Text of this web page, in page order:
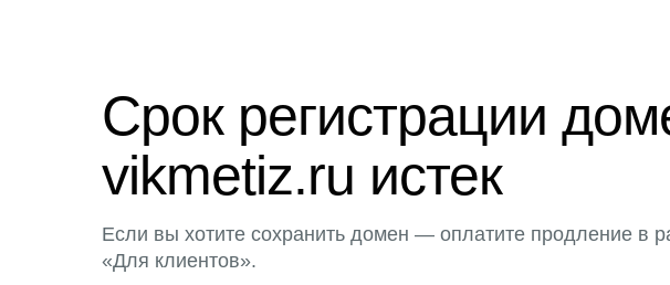
Срок регистрации
vikmetiz.ru истек
Если вы хотите сохранить домен — оплатите продление в
«Для клиентов».